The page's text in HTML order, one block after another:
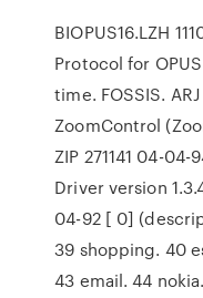
BIOPUS16.LZH
Protocol for
time. FOSSIS.
ZoomControl
ZIP 271141 04-
Driver version
04-92 [ 0]
39 shopping. 40
43 email. 44